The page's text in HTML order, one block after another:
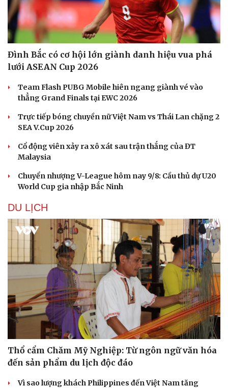
Văn hóa
Văn học
Âm nhạc
Thời trang
Sao Việt
Đình Bắc có cơ hội lớn giành danh hiệu vua phá
lưới ASEAN Cup 2026
Team Flash PUBG Mobile hiên ngang giành vé vào
thẳng Grand Finals tại EWC 2026
Trực tiếp bóng chuyền nữ Việt Nam vs Thái Lan chặng 2
SEA V.Cup 2026
Cổ động viên xảy ra xô xát sau trận thắng của ĐT
Malaysia
Chuyển nhượng V-League hôm nay 9/8: Cầu thủ dự U20
World Cup gia nhập Bắc Ninh
DU LỊCH
Thổ cẩm Chăm Mỹ Nghiệp: Từ ngôn ngữ văn hóa
đến sản phẩm du lịch độc đáo
Vì sao lượng khách Philippines đến Việt Nam tăng